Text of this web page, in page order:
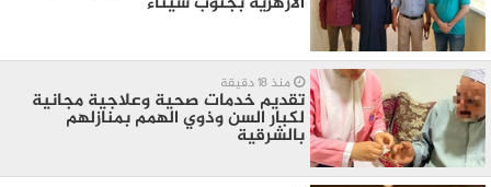
منذ 18 دقيقة
تقديم خدمات صحية وعلاجية مجانية
لكبار السن وذوي الهمم بمنازلهم
بالشرقية